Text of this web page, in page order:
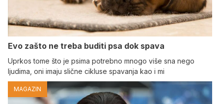
Evo zašto ne treba buditi psa dok spava
Uprkos tome što je psima potrebno mnogo više sna nego
ljudima, oni imaju slične cikluse spavanja kao i mi
MAGAZIN